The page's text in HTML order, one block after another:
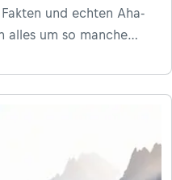
und echten Aha-
alles um so manche
steckt. Außerdem
Companion von
idealen Begleiter für